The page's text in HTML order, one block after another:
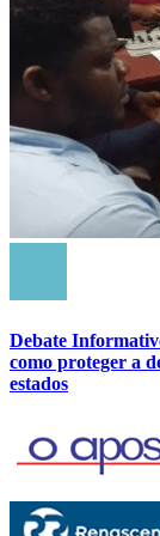
Debate
como proteger a
estados